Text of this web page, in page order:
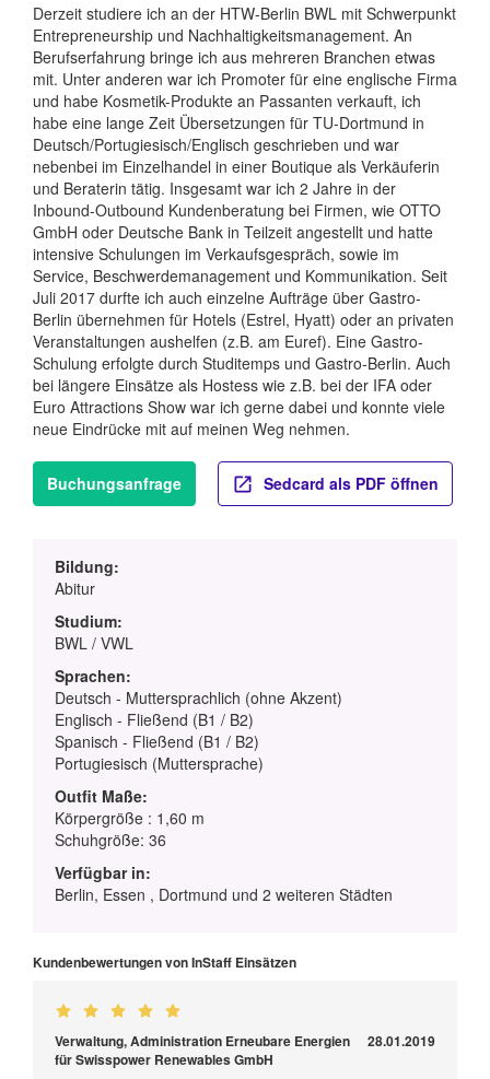
Derzeit studiere ich an der HTW-Berlin BWL mit Schwerpunkt
Entrepreneurship und Nachhaltigkeitsmanagement. An
Berufserfahrung bringe ich aus mehreren Branchen etwas
mit. Unter anderen war ich Promoter für eine englische Firma
und habe Kosmetik-Produkte an Passanten verkauft, ich
habe eine lange Zeit Übersetzungen für TU-Dortmund in
Deutsch/Portugiesisch/Englisch geschrieben und war
nebenbei im Einzelhandel in einer Boutique als Verkäuferin
und Beraterin tätig. Insgesamt war ich 2 Jahre in der
Inbound-Outbound Kundenberatung bei Firmen, wie OTTO
GmbH oder Deutsche Bank in Teilzeit angestellt und hatte
intensive Schulungen im Verkaufsgespräch, sowie im
Service, Beschwerdemanagement und Kommunikation. Seit
Juli 2017 durfte ich auch einzelne Aufträge über Gastro-
Berlin übernehmen für Hotels (Estrel, Hyatt) oder an privaten
Veranstaltungen aushelfen (z.B. am Euref). Eine Gastro-
Schulung erfolgte durch Studitemps und Gastro-Berlin. Auch
bei längere Einsätze als Hostess wie z.B. bei der IFA oder
Euro Attractions Show war ich gerne dabei und konnte viele
neue Eindrücke mit auf meinen Weg nehmen.
Buchungsanfrage Sedcard als PDF öffnen
Bildung:
Abitur
Studium:
BWL / VWL
Sprachen:
Deutsch - Muttersprachlich (ohne Akzent)
Englisch - Fließend (B1 / B2)
Spanisch - Fließend (B1 / B2)
Portugiesisch (Muttersprache)
Outfit Maße:
Körpergröße : 1,60 m
Schuhgröße: 36
Verfügbar in:
Berlin, Essen , Dortmund und 2 weiteren Städten
Kundenbewertungen von InStaff Einsätzen
Verwaltung, Administration Erneubare Energien
für Swisspower Renewables GmbH
28.01.2019